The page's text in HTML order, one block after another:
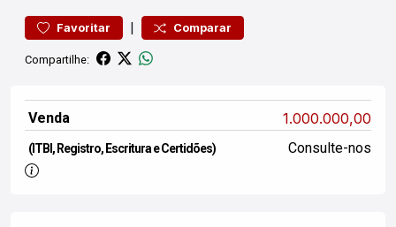
Favoritar | Comparar
Compartilhe:
Venda 1.000.000,00
(ITBI, Registro, Escritura e Certidões) Consulte-nos